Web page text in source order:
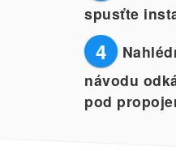
spusťte
4
návodu
pod